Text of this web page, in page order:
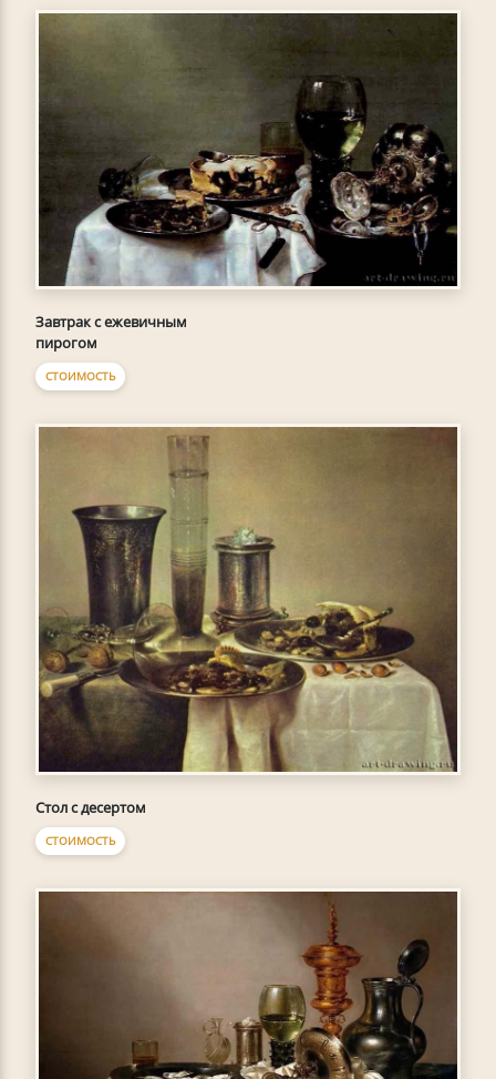
Завтрак с ежевичным
пирогом
СТОИМОСТЬ
Стол с десертом
СТОИМОСТЬ